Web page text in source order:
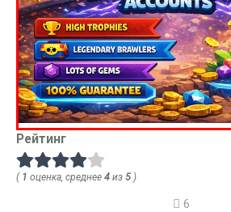
Рейтинг
( 1 оценка, среднее 4 из 5 )
6